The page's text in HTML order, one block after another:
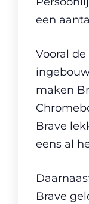
een
Vooral
maken
Brave
eens al
Brave